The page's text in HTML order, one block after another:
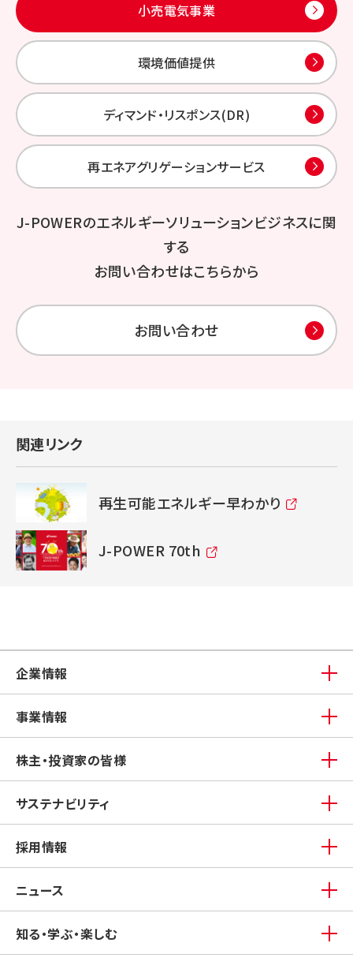
小売電気事業
環境価値提供
ディマンド・リスポンス(DR)
再エネアグリゲーションサービス
J-POWERのエネルギーソリューションビジネスに関
する
お問い合わせはこちらから
お問い合わせ
関連リンク
再生可能エネルギー早わかり
J-POWER 70th
企業情報
事業情報
株主・投資家の皆様
サステナビリティ
採用情報
ニュース
知る・学ぶ・楽しむ